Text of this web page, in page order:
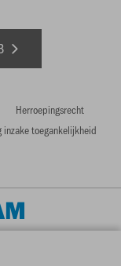
Herroepingsrecht
inzake toegankelijkheid